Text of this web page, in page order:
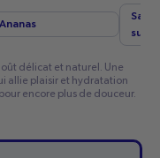
délicat et naturel. Une
allie plaisir et hydratation
encore plus de douceur.